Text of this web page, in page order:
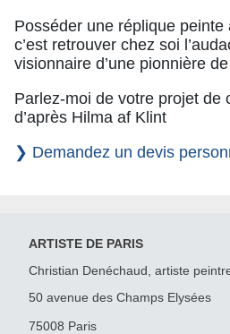
Posséder une réplique
c’est retrouver chez soi
visionnaire d’une pionnière
Parlez-moi de votre projet de
d’après Hilma af Klint
❯ Demandez un devis
ARTISTE DE PARIS
Christian Denéchaud, artiste
50 avenue des Champs Elysées
75008 Paris